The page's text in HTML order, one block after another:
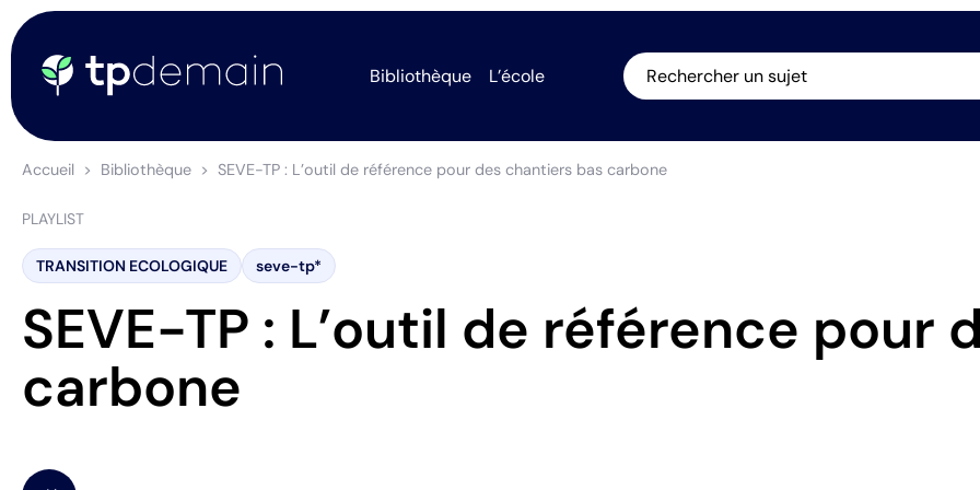
Bibliothèque L’école Rechercher un sujet
Accueil Bibliothèque SEVE-TP : L’outil de référence pour des chantiers bas carbone
PLAYLIST
TRANSITION ECOLOGIQUE seve-tp*
SEVE-TP : L’outil de référence pour
carbone